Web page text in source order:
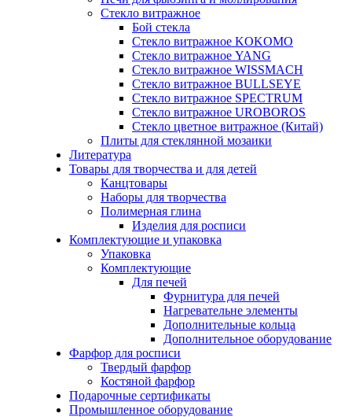
Стекло витражное
Бой стекла
Стекло витражное KOKOMO
Стекло витражное YANG
Стекло витражное WISSMACH
Стекло витражное BULLSEYE
Стекло витражное SPECTRUM
Стекло витражное UROBOROS
Стекло цветное витражное (Китай)
Плиты для стеклянной мозаики
Литература
Товары для творчества и для детей
Канцтовары
Наборы для творчества
Полимерная глина
Изделия для росписи
Комплектующие и упаковка
Упаковка
Комплектующие
Для печей
Фурнитура для печей
Нагревательне элементы
Дополнительные кольца
Дополнительное оборудование
Фарфор для росписи
Твердый фарфор
Костяной фарфор
Подарочные сертификаты
Промышленное оборудование